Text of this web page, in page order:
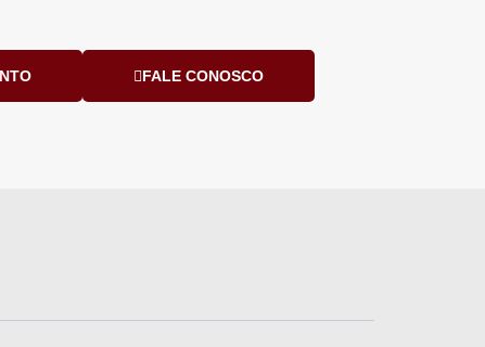
FALE CONOSCO